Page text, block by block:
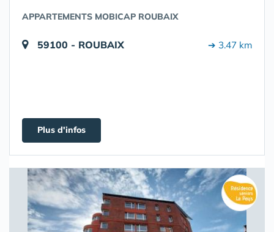
APPARTEMENTS MOBICAP ROUBAIX
59100 - ROUBAIX ➔ 3.47 km
Plus d'infos